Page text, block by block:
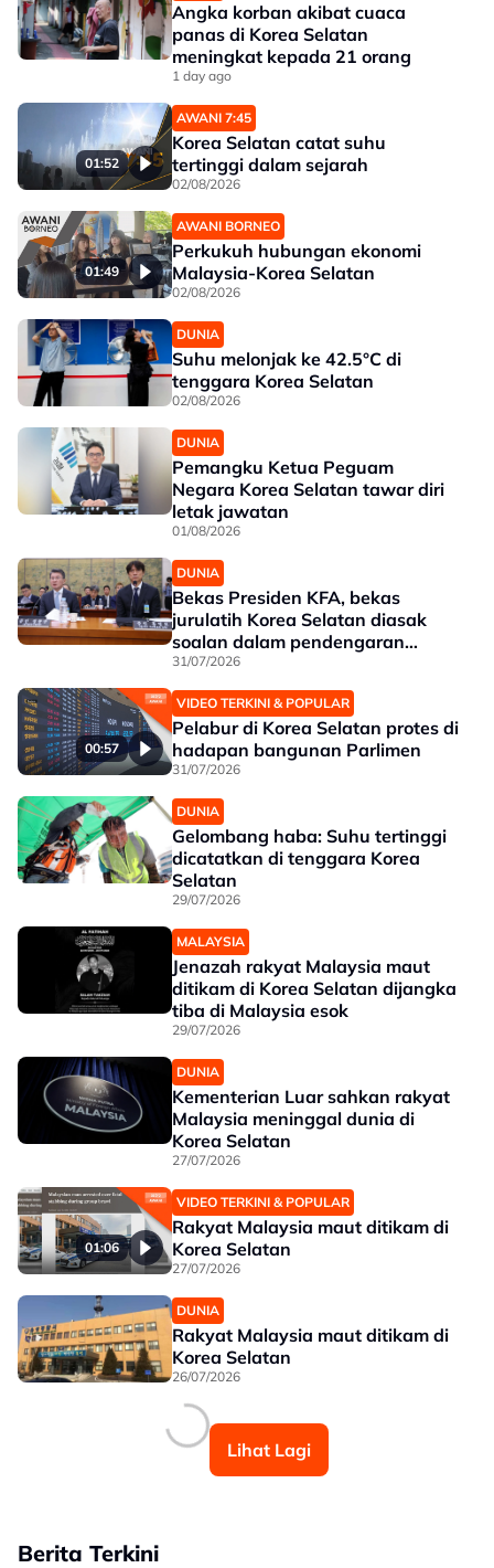
Angka korban akibat cuaca
panas di Korea Selatan
meningkat kepada 21 orang
1 day ago
01:52
AWANI 7:45
Korea Selatan catat suhu
tertinggi dalam sejarah
02/08/2026
01:49
AWANI BORNEO
Perkukuh hubungan ekonomi
Malaysia-Korea Selatan
02/08/2026
DUNIA
Suhu melonjak ke 42.5°C di
tenggara Korea Selatan
02/08/2026
DUNIA
Pemangku Ketua Peguam
Negara Korea Selatan tawar diri
letak jawatan
01/08/2026
DUNIA
Bekas Presiden KFA, bekas
jurulatih Korea Selatan diasak
soalan dalam pendengaran
Parlimen
31/07/2026
00:57
VIDEO TERKINI & POPULAR
Pelabur di Korea Selatan protes di
hadapan bangunan Parlimen
31/07/2026
DUNIA
Gelombang haba: Suhu tertinggi
dicatatkan di tenggara Korea
Selatan
29/07/2026
MALAYSIA
Jenazah rakyat Malaysia maut
ditikam di Korea Selatan dijangka
tiba di Malaysia esok
29/07/2026
DUNIA
Kementerian Luar sahkan rakyat
Malaysia meninggal dunia di
Korea Selatan
27/07/2026
01:06
VIDEO TERKINI & POPULAR
Rakyat Malaysia maut ditikam di
Korea Selatan
27/07/2026
DUNIA
Rakyat Malaysia maut ditikam di
Korea Selatan
26/07/2026
Lihat Lagi
Berita Terkini